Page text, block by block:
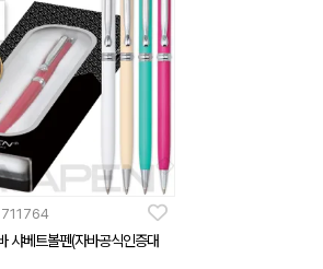
711764
샤베트볼펜(자바공식인증대